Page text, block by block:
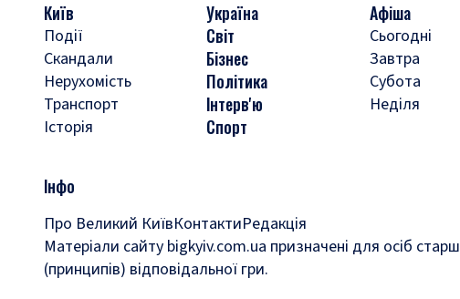
Київ
Події
Скандали
Нерухомість
Транспорт
Історія
Україна
Світ
Бізнес
Політика
Інтерв'ю
Спорт
Афіша
Сьогодні
Завтра
Субота
Неділя
Інфо
Про Великий КиївКонтактиРедакція
Матеріали сайту bigkyiv.com.ua призначені для осіб
(принципів) відповідальної гри.